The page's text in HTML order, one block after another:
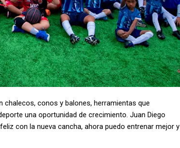
chalecos, conos y balones, herramientas que
una oportunidad de crecimiento. Juan Diego
con la nueva cancha, ahora puedo entrenar mejor y